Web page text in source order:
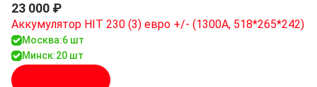
23 000 ₽
Аккумулятор HIT 230 (3) евро +/- (1300A, 518*265*242)
Москва:6 шт
Минск:20 шт